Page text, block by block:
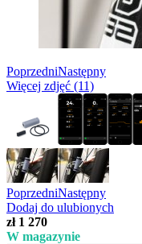
PoprzedniNastępny
Więcej zdjęć (11)
PoprzedniNastępny
Dodaj do ulubionych
zł 1 270
W magazynie